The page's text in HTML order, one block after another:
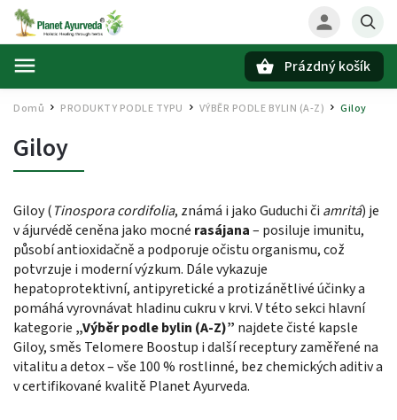
Prázdný košík
Domů / PRODUKTY PODLE TYPU VÝBĚR PODLE BYLIN (A-Z) / Giloy
Giloy
Giloy (Tinospora cordifolia, známá i jako Guduchi či amritá) je
v ájurvédě ceněna jako mocné rasájana– posiluje imunitu,
působí antioxidačně a podporuje očistu organismu, což
potvrzuje i moderní výzkum. Dále vykazuje
hepatoprotektivní, antipyretické a protizánětlivé účinky a
pomáhá vyrovnávat hladinu cukru v krvi. V této sekci hlavní
kategorie „Výběr podle bylin (A-Z)” najdete čisté kapsle
Giloy, směs Telomere Boostup i další receptury zaměřené na
vitalitu a detox – vše 100 % rostlinné, bez chemických aditiv a
v certifikované kvalitě Planet Ayurveda.